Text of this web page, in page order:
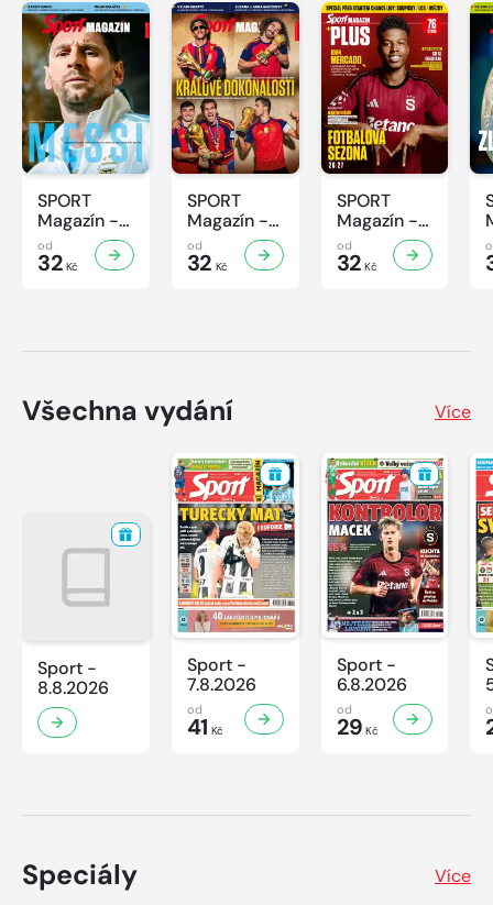
SPORT
Magazín -
32/2026
od
32 Kč
SPORT
Magazín -
31/2026
od
32 Kč
SPORT
Magazín -
30/2026
od
32 Kč
Všechna vydání Více
Sport -
8.8.2026
Sport -
7.8.2026
od
41 Kč
Sport -
6.8.2026
od
29 Kč
Speciály Více